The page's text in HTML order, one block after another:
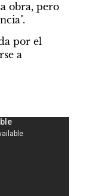
obra, pero
por el
a